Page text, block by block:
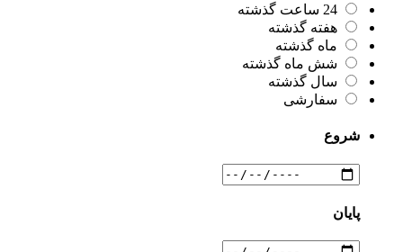
24 ساعت گذشته
هفته گذشته
ماه گذشته
شش ماه گذشته
سال گذشته
سفارشی
شروع
پایان